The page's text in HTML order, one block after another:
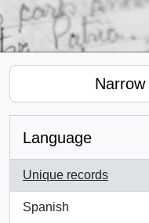
Language
Unique records
, 43737 results
Spanish
, 43737 results